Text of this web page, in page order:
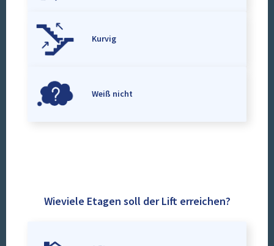
Kurvig
Weiß nicht
Wieviele Etagen soll der Lift erreichen?